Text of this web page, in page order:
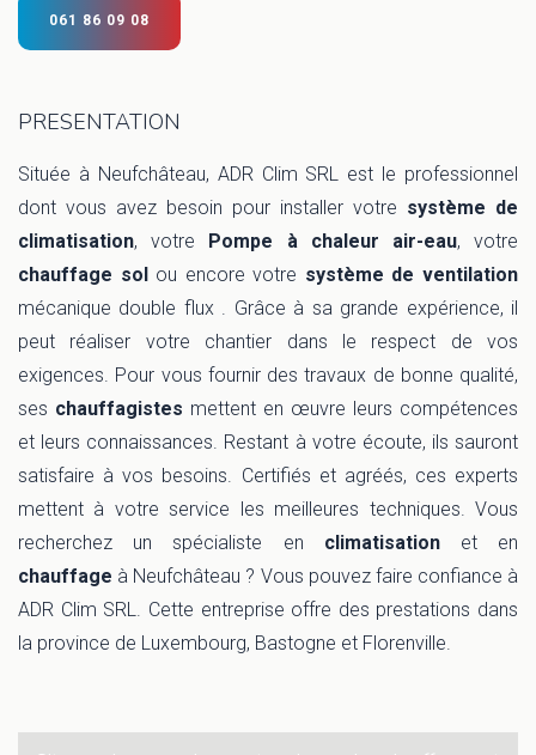
061 86 09 08
PRESENTATION
Située à Neufchâteau, ADR Clim SRL est le professionnel
dont vous avez besoin pour installer votre système de
climatisation, votre Pompe à chaleur air-eau, votre
chauffage sol
ou encore votre système de ventilation
mécanique double flux . Grâce à sa grande expérience, il
peut réaliser votre chantier dans le respect de vos
exigences. Pour vous fournir des travaux de bonne qualité,
ses chauffagistes mettent en œuvre leurs compétences
et leurs connaissances. Restant à votre écoute, ils sauront
satisfaire à vos besoins. Certifiés et agréés, ces experts
mettent à votre service les meilleures techniques. Vous
recherchez un spécialiste en climatisationet en
chauffage à Neufchâteau ? Vous pouvez faire confiance à
ADR Clim SRL. Cette entreprise offre des prestations dans
la province de Luxembourg, Bastogne et Florenville.